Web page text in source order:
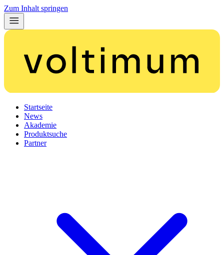
Zum Inhalt springen
Startseite
News
Akademie
Produktsuche
Partner